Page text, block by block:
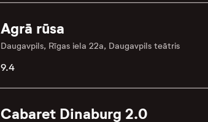
Agrā rūsa
Daugavpils, Rīgas iela 22a, Daugavpils teātris
9.4
Cabaret Dinaburg 2.0